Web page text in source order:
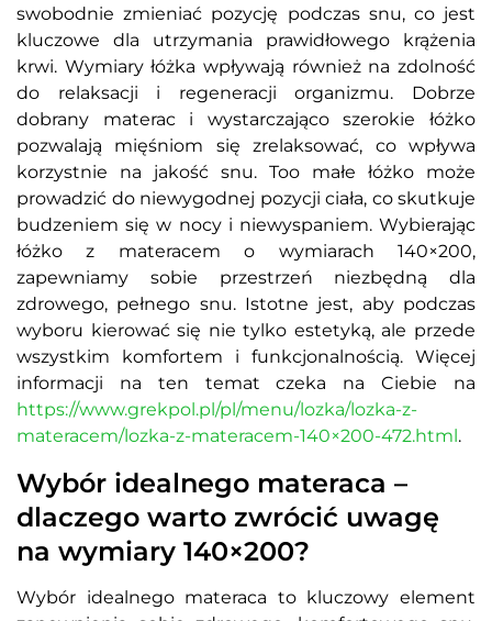
swobodnie zmieniać pozycję podczas snu, co jest
kluczowe dla utrzymania prawidłowego krążenia
krwi. Wymiary łóżka wpływają również na zdolność
do relaksacji i regeneracji organizmu. Dobrze
dobrany materac i wystarczająco szerokie łóżko
pozwalają mięśniom się zrelaksować, co wpływa
korzystnie na jakość snu. Too małe łóżko może
prowadzić do niewygodnej pozycji ciała, co skutkuje
budzeniem się w nocy i niewyspaniem. Wybierając
łóżko z materacem o wymiarach 140×200,
zapewniamy sobie przestrzeń niezbędną dla
zdrowego, pełnego snu. Istotne jest, aby podczas
wyboru kierować się nie tylko estetyką, ale przede
wszystkim komfortem i funkcjonalnością. Więcej
informacji na ten temat czeka na Ciebie na
https://www.grekpol.pl/pl/menu/lozka/lozka-z-
materacem/lozka-z-materacem-140×200-472.html .
Wybór idealnego materaca –
dlaczego warto zwrócić uwagę
na wymiary 140×200?
Wybór idealnego materaca to kluczowy element